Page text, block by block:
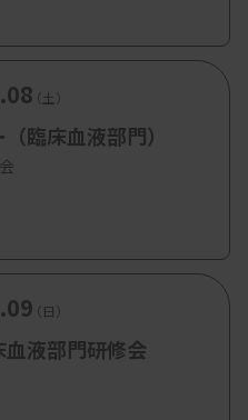
病院 検査部）
津市民病院 研究検
リーよもやま話（サイ
理大学 保健医療学
方
病院 臨床検査技術
型分類 -WHO分類と
（土）
臨床血液部門）
（日）
液部門研修会